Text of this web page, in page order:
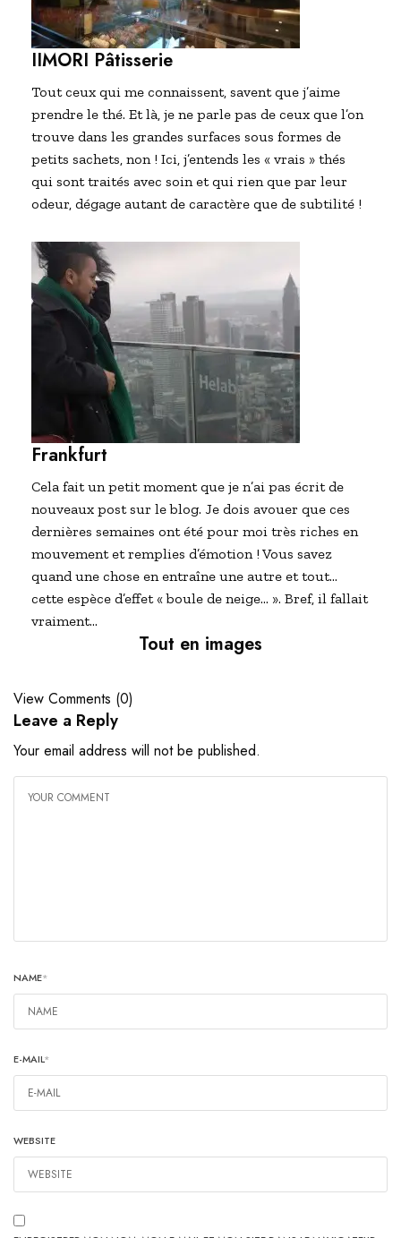
IIMORI Pâtisserie
Tout ceux qui me connaissent, savent que j’aime
prendre le thé. Et là, je ne parle pas de ceux que l’on
trouve dans les grandes surfaces sous formes de
petits sachets, non ! Ici, j’entends les « vrais » thés
qui sont traités avec soin et qui rien que par leur
odeur, dégage autant de caractère que de subtilité !
Frankfurt
Cela fait un petit moment que je n’ai pas écrit de
nouveaux post sur le blog. Je dois avouer que ces
dernières semaines ont été pour moi très riches en
mouvement et remplies d’émotion ! Vous savez
quand une chose en entraîne une autre et tout…
cette espèce d’effet « boule de neige… ». Bref, il fallait
vraiment…
Tout en images
View Comments (0)
Leave a Reply
Your email address will not be published.
NAME*
E-MAIL*
WEBSITE